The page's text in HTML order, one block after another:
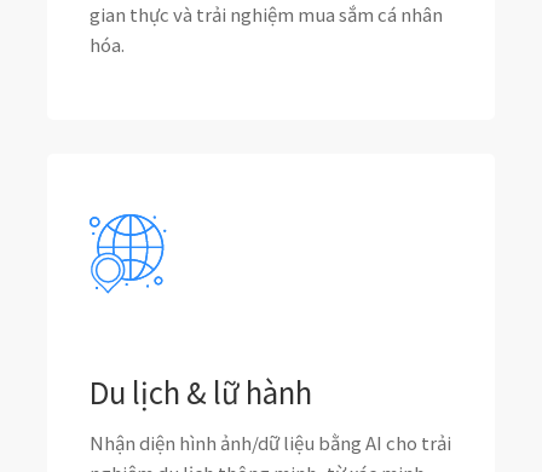
gian thực và trải nghiệm mua sắm cá nhân
hóa.
Du lịch & lữ hành
Nhận diện hình ảnh/dữ liệu bằng AI cho trải